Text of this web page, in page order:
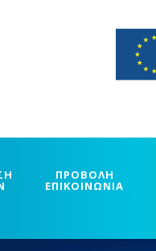
ΠΡΟΒΟΛΗ
ΕΠΙΚΟΙΝΩΝΙΑ